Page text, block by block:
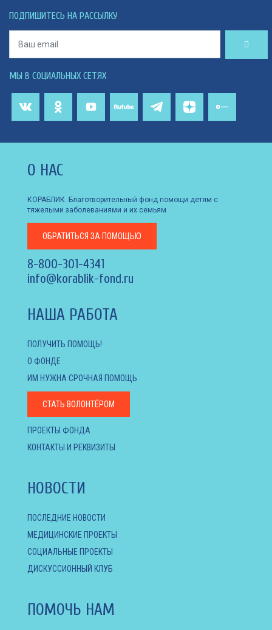
ПОДПИШИТЕСЬ НА РАССЫЛКУ
МЫ В СОЦИАЛЬНЫХ СЕТЯХ
О НАС
КОРАБЛИК. Благотворительный фонд помощи детям с
тяжелыми заболеваниями и их семьям
ОБРАТИТЬСЯ ЗА ПОМОЩЬЮ
8-800-301-4341
info@korablik-fond.ru
НАША РАБОТА
ПОЛУЧИТЬ ПОМОЩЬ!
О ФОНДЕ
ИМ НУЖНА СРОЧНАЯ ПОМОЩЬ
СТАТЬ ВОЛОНТЁРОМ
ПРОЕКТЫ ФОНДА
КОНТАКТЫ И РЕКВИЗИТЫ
НОВОСТИ
ПОСЛЕДНИЕ НОВОСТИ
МЕДИЦИНСКИЕ ПРОЕКТЫ
СОЦИАЛЬНЫЕ ПРОЕКТЫ
ДИСКУССИОННЫЙ КЛУБ
ПОМОЧЬ НАМ